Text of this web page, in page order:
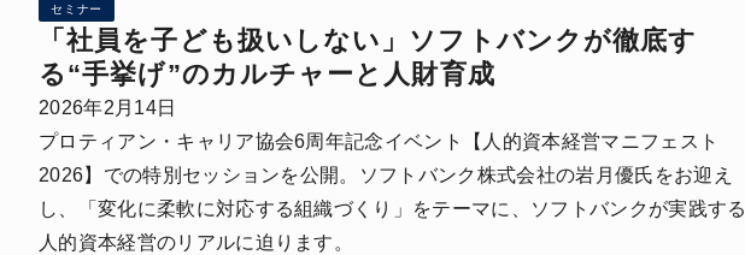
セミナー
「社員を子ども扱いしない」ソフトバンクが徹底す
る“手挙げ”のカルチャーと人財育成
2026年2月14日
プロティアン・キャリア協会6周年記念イベント【人的資本経営マニフェスト
2026】での特別セッションを公開。ソフトバンク株式会社の岩月優氏をお迎え
し、「変化に柔軟に対応する組織づくり」をテーマに、ソフトバンクが実践する
人的資本経営のリアルに迫ります。